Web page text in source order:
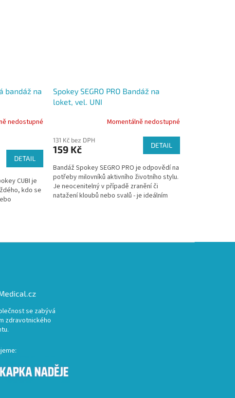
bandáž na
nedostupné
DETAIL
CUBI je
kdo se
Spokey SEGRO PRO Bandáž na
loket, vel. UNI
Momentálně nedostupné
131 Kč bez DPH
159 Kč DETAIL
Bandáž Spokey SEGRO PRO je odpovědí na
potřeby milovníků aktivního životního stylu.
Je neocenitelný v případě zranění či
natažení kloubů nebo svalů - je ideálním
se zabývá
zdravotnického